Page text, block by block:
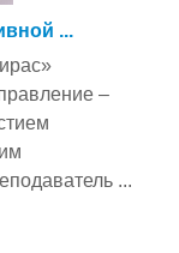
...
–
...